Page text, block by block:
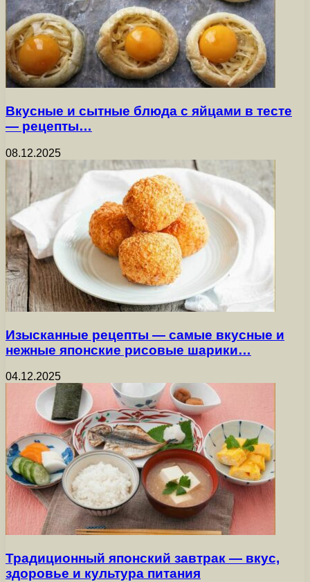
Вкусные и сытные блюда с яйцами в тесте
— рецепты…
08.12.2025
Изысканные рецепты — самые вкусные и
нежные японские рисовые шарики…
04.12.2025
Традиционный японский завтрак — вкус,
здоровье и культура питания